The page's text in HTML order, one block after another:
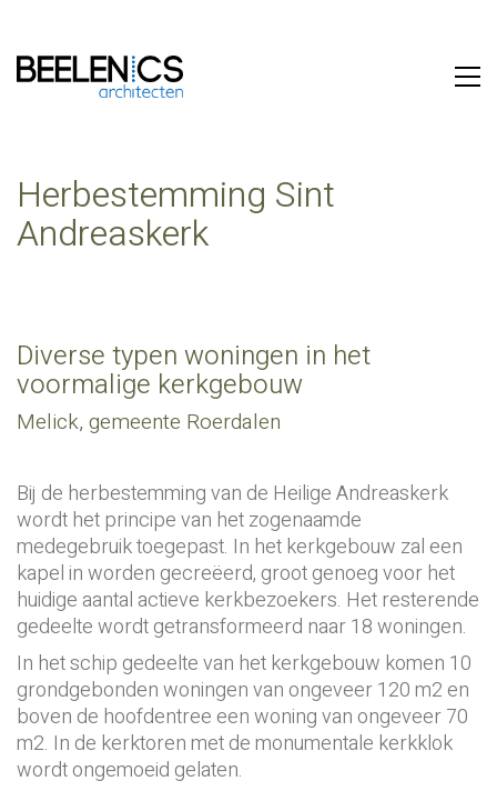
Herbestemming Sint
Andreaskerk
Diverse typen woningen in het
voormalige kerkgebouw
Melick, gemeente Roerdalen
Bij de herbestemming van de Heilige Andreaskerk
wordt het principe van het zogenaamde
medegebruik toegepast. In het kerkgebouw zal een
kapel in worden gecreëerd, groot genoeg voor het
huidige aantal actieve kerkbezoekers. Het resterende
gedeelte wordt getransformeerd naar 18 woningen.
In het schip gedeelte van het kerkgebouw komen 10
grondgebonden woningen van ongeveer 120 m2 en
boven de hoofdentree een woning van ongeveer 70
m2. In de kerktoren met de monumentale kerkklok
wordt ongemoeid gelaten.